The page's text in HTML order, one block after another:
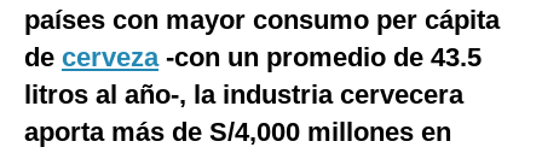
Internacional
Tecnología
países con mayor consumo per cápita
de cerveza-con un promedio de 43.5
litros al año-, la industria cervecera
aporta más de S/4,000 millones en